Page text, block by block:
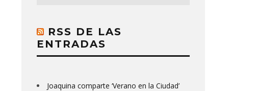
RSS DE LAS
ENTRADAS
Joaquina comparte ‘Verano en la Ciudad’